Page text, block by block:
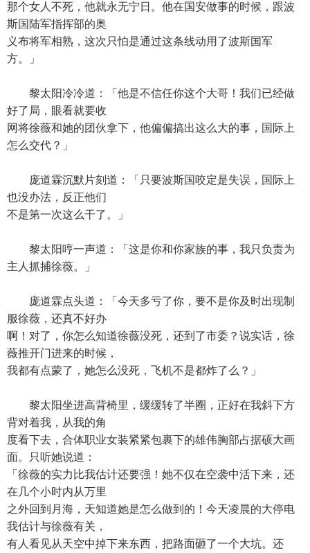
那个女人不死，他就永无宁日。他在国安做事的时候，跟波
斯国陆军指挥部的奥
义布将军相熟，这次只怕是通过这条线动用了波斯国军
方。」
黎太阳冷冷道：「他是不信任你这个大哥！我们已经做
好了局，眼看就要收
网将徐薇和她的团伙拿下，他偏偏搞出这么大的事，国际上
怎么交代？」
庞道霖沉默片刻道：「只要波斯国咬定是失误，国际上
也没办法，反正他们
不是第一次这么干了。」
黎太阳哼一声道：「这是你和你家族的事，我只负责为
主人抓捕徐薇。」
庞道霖点头道：「今天多亏了你，要不是你及时出现制
服徐薇，还真不好办
啊！对了，你怎么知道徐薇没死，还到了市委？说实话，徐
薇推开门进来的时候，
我都有点蒙了，她怎么没死，飞机不是都炸了么？」
黎太阳坐进高背椅里，缓缓转了半圈，正好在我斜下方
背对着我，从我的角
度看下去，合体职业女装紧紧包裹下的雄伟胸部占据硕大画
面。只听她说道：
「徐薇的实力比我估计还要强！她不仅在空袭中活下来，还
在几个小时内从万里
之外回到月海，天知道她是怎么做到的！今天凌晨的大停电
我估计与徐薇有关，
有人看见从天空中掉下来东西，把路面砸了一个大坑。还